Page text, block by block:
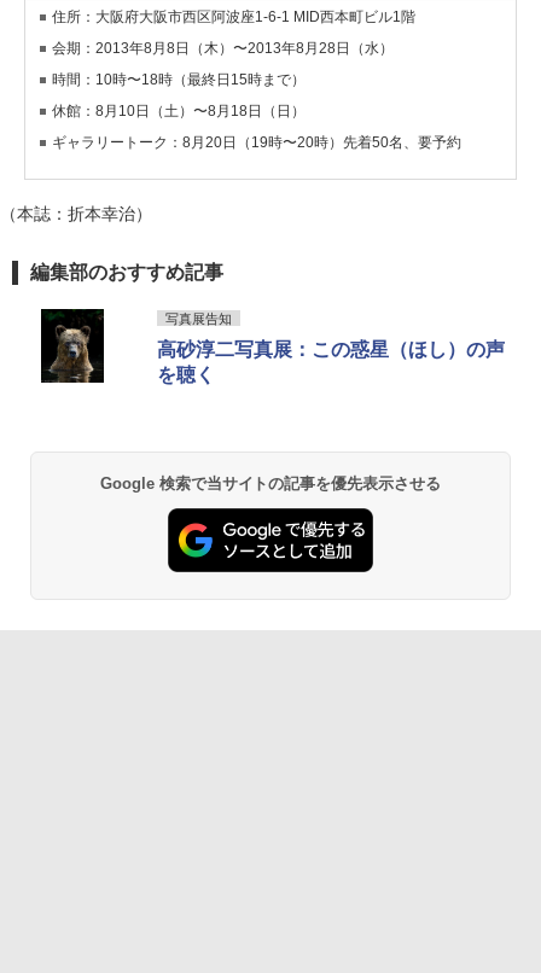
住所：大阪府大阪市西区阿波座1-6-1 MID西本町ビル1階
会期：2013年8月8日（木）〜2013年8月28日（水）
時間：10時〜18時（最終日15時まで）
休館：8月10日（土）〜8月18日（日）
ギャラリートーク：8月20日（19時〜20時）先着50名、要予約
（本誌：折本幸治）
編集部のおすすめ記事
写真展告知
高砂淳二写真展：この惑星（ほし）の声
を聴く
Google 検索で当サイトの記事を優先表示させる